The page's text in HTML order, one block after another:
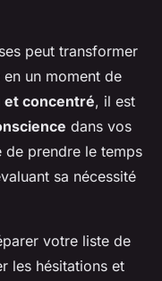
peut transformer
un moment de
et concentré, il est
dans vos
de prendre le temps
sa nécessité
votre liste de
les hésitations et